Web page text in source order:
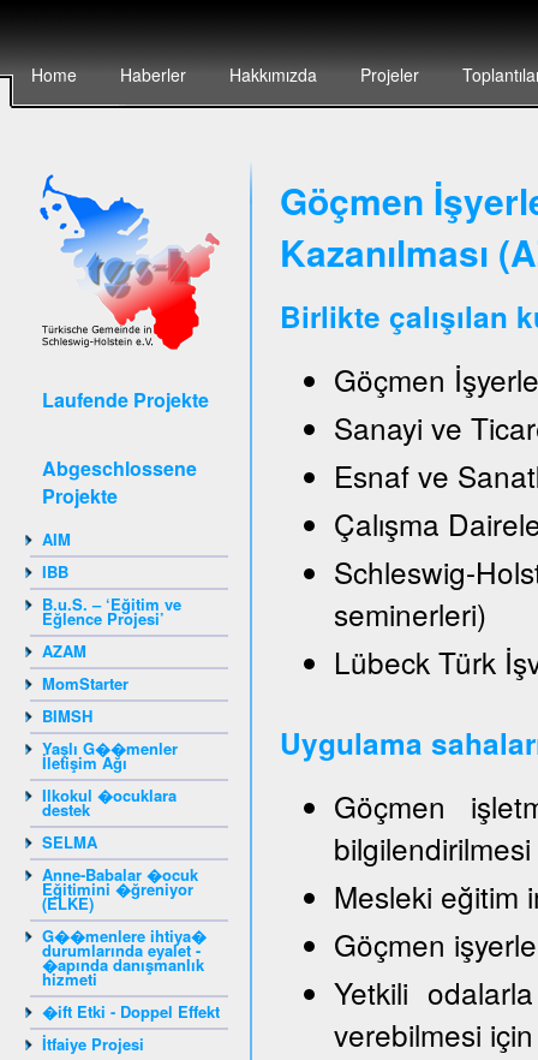
Home Haberler Hakkımızda Projeler
Laufende Projekte
Abgeschlossene
Projekte
AIM
IBB
B.u.S. – ‘Eğitim ve
Eğlence Projesi’
AZAM
MomStarter
BIMSH
Yaşlı G��menler
İletişim Ağı
Ilkokul �ocuklara
destek
SELMA
Anne-Babalar �ocuk
Eğitimini �ğreniyor
(ELKE)
G��menlere ihtiya�
durumlarında eyalet -
�apında danışmanlık
hizmeti
�ift Etki - Doppel Effekt
İtfaiye Projesi
Göçmen
Kazanılması
Birlikte çalışılan
Göçmen
Sanayi ve
Esnaf ve
Çalışma
Schleswig-
seminerleri)
Lübeck Türk
Uygulama
Göçmen
bilgilendirilmesi
Mesleki eğitim
Göçmen
Yetkili
verebilmesi